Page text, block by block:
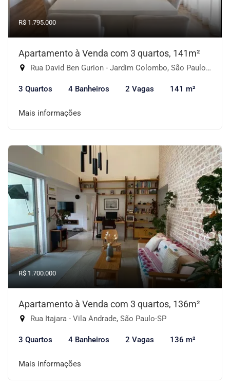
R$ 1.795.000
Apartamento à Venda com 3 quartos, 141m²
Rua David Ben Gurion - Jardim Colombo, São Paulo-SP
3 Quartos 4 Banheiros 2 Vagas 141 m²
Mais informações
R$ 1.700.000
Apartamento à Venda com 3 quartos, 136m²
Rua Itajara - Vila Andrade, São Paulo-SP
3 Quartos 4 Banheiros 2 Vagas 136 m²
Mais informações